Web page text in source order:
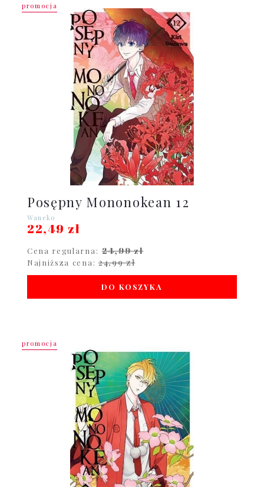
Posępny Mononokean 12
Waneko
22,49 zł
Cena regularna: 24,99 zł
Najniższa cena: 24,99 zł
DO KOSZYKA
promocja
promocja